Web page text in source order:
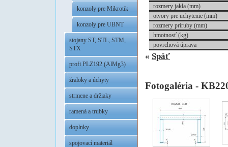
konzoly pre Mikrotik
konzoly pre UBNT
stojany ST, STL, STM,
STX
profi PLZ192 (AlMg3)
žraloky a úchyty
strmene a držiaky
ramená a trubky
doplnky
spojovací materiál
rozmery jakla (mm)
otvory pre uchytenie (mm)
rozmery príruby (mm)
hmotnosť (kg)
povrchová úprava
« Späť
Fotogaléria -